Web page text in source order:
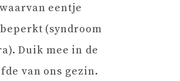
eentje
(syndroom
Duik mee in de
van ons gezin.